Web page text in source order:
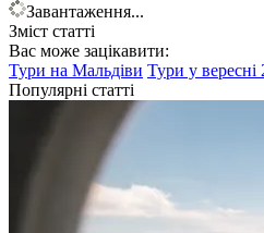
Завантаження...
Зміст статті
Вас може зацікавити:
Тури на Мальдіви Тури у вересні
Популярні статті